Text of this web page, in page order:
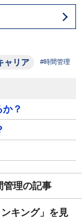
ャリア #時間管理
？
管理の記事
キング」を見